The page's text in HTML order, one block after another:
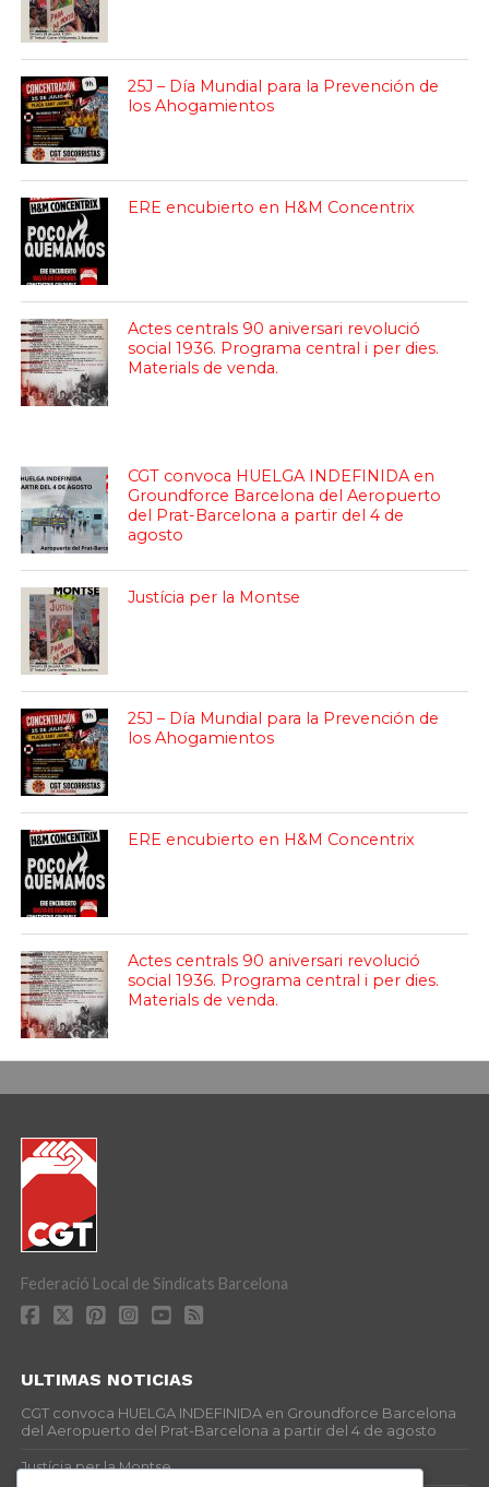
25J – Día Mundial para la Prevención de
los Ahogamientos
ERE encubierto en H&M Concentrix
Actes centrals 90 aniversari revolució
social 1936. Programa central i per dies.
Materials de venda.
CGT convoca HUELGA INDEFINIDA en
Groundforce Barcelona del Aeropuerto
del Prat-Barcelona a partir del 4 de
agosto
Justícia per la Montse
25J – Día Mundial para la Prevención de
los Ahogamientos
ERE encubierto en H&M Concentrix
Actes centrals 90 aniversari revolució
social 1936. Programa central i per dies.
Materials de venda.
Federació Local de Sindicats Barcelona
ULTIMAS NOTICIAS
CGT convoca HUELGA INDEFINIDA en Groundforce Barcelona
del Aeropuerto del Prat-Barcelona a partir del 4 de agosto
Justícia per la Montse